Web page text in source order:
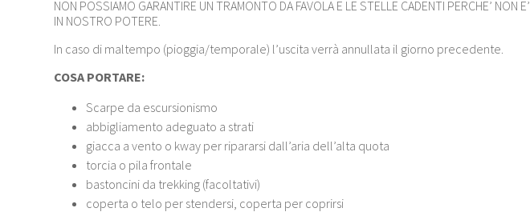
NON POSSIAMO GARANTIRE UN TRAMONTO DA FAVOLA E LE STELLE CADENTI PERCHE’ NON E’
IN NOSTRO POTERE.
In caso di maltempo (pioggia/temporale) l’uscita verrà annullata il giorno precedente.
COSA PORTARE:
Scarpe da escursionismo
abbigliamento adeguato a strati
giacca a vento o kway per ripararsi dall’aria dell’alta quota
torcia o pila frontale
bastoncini da trekking (facoltativi)
coperta o telo per stendersi, coperta per coprirsi